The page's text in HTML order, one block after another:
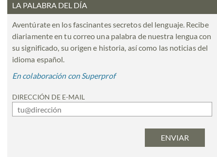
LA PALABRA DEL DÍA
Aventúrate en los fascinantes secretos del lenguaje. Recibe
diariamente en tu correo una palabra de nuestra lengua con
su significado, su origen e historia, así como las noticias del
idioma español.
En colaboración con Superprof
DIRECCIÓN DE E-MAIL